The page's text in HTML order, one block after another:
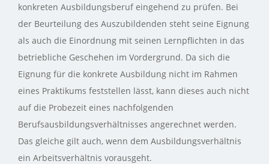
konkreten Ausbildungsberuf eingehend zu prüfen. Bei
der Beurteilung des Auszubildenden steht seine Eignung
als auch die Einordnung mit seinen Lernpflichten in das
betriebliche Geschehen im Vordergrund. Da sich die
Eignung für die konkrete Ausbildung nicht im Rahmen
eines Praktikums feststellen lässt, kann dieses auch nicht
auf die Probezeit eines nachfolgenden
Berufsausbildungsverhältnisses angerechnet werden.
Das gleiche gilt auch, wenn dem Ausbildungsverhältnis
ein Arbeitsverhältnis vorausgeht.